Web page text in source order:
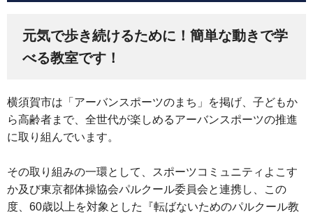
元気で歩き続けるために！簡単な動きで学
べる教室です！
横須賀市は「アーバンスポーツのまち」を掲げ、子どもか
ら高齢者まで、全世代が楽しめるアーバンスポーツの推進
に取り組んでいます。
その取り組みの一環として、スポーツコミュニティよこす
か及び東京都体操協会パルクール委員会と連携し、この
度、60歳以上を対象とした『転ばないためのパルクール教